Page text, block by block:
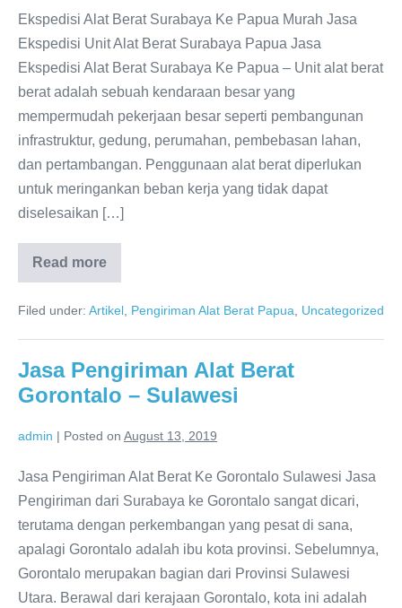
Ekspedisi Alat Berat Surabaya Ke Papua Murah Jasa
Ekspedisi Unit Alat Berat Surabaya Papua Jasa
Ekspedisi Alat Berat Surabaya Ke Papua – Unit alat berat
berat adalah sebuah kendaraan besar yang
mempermudah pekerjaan besar seperti pembangunan
infrastruktur, gedung, perumahan, pembebasan lahan,
dan pertambangan. Penggunaan alat berat diperlukan
untuk meringankan beban kerja yang tidak dapat
diselesaikan […]
Read more
Ekspedisi
Alat
Surabaya
Papua
Filed under: Artikel Pengiriman Alat Berat Papua Uncategorized
Jasa Pengiriman Alat Berat
Gorontalo – Sulawesi
admin | Posted on August 13, 2019
Jasa Pengiriman Alat Berat Ke Gorontalo Sulawesi Jasa
Pengiriman dari Surabaya ke Gorontalo sangat dicari,
terutama dengan perkembangan yang pesat di sana,
apalagi Gorontalo adalah ibu kota provinsi. Sebelumnya,
Gorontalo merupakan bagian dari Provinsi Sulawesi
Utara. Berawal dari kerajaan Gorontalo, kota ini adalah